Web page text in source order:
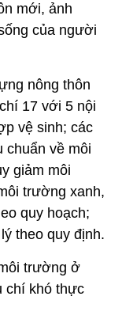
mới, ảnh
của người
nông thôn
17 với 5 nội
vệ sinh; các
chuẩn về môi
giảm môi
trường xanh,
quy hoạch;
theo quy định.
trường ở
chí khó thực